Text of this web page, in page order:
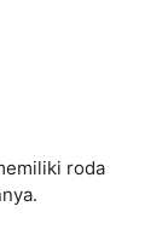
roda